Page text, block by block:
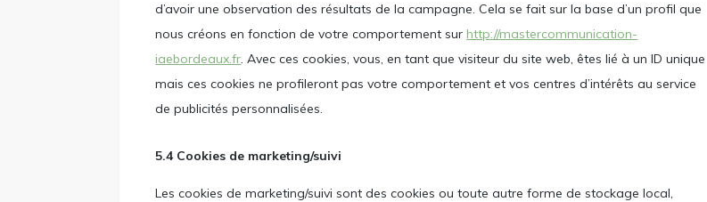
d’avoir une observation des résultats de la campagne. Cela se fait sur la base d’un profil que
nous créons en fonction de votre comportement sur http://mastercommunication-
iaebordeaux.fr. Avec ces cookies, vous, en tant que visiteur du site web, êtes lié à un ID unique
mais ces cookies ne profileront pas votre comportement et vos centres d’intérêts au service
de publicités personnalisées.
5.4 Cookies de marketing/suivi
Les cookies de marketing/suivi sont des cookies ou toute autre forme de stockage local,